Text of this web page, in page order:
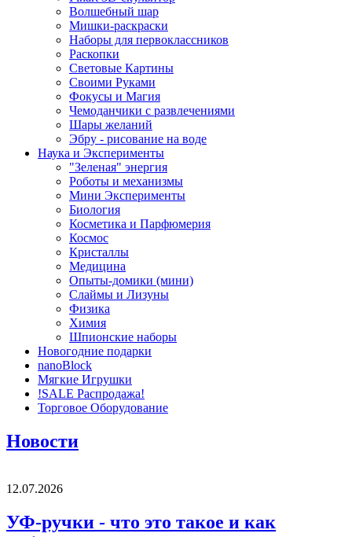
Волшебный шар
Мишки-раскраски
Наборы для первоклассников
Раскопки
Световые Картины
Своими Руками
Фокусы и Магия
Чемоданчики с развлечениями
Шары желаний
Эбру - рисование на воде
Наука и Эксперименты
"Зеленая" энергия
Роботы и механизмы
Мини Эксперименты
Биология
Косметика и Парфюмерия
Космос
Кристаллы
Медицина
Опыты-домики (мини)
Слаймы и Лизуны
Физика
Химия
Шпионские наборы
Новогодние подарки
nanoBlock
Мягкие Игрушки
!SALE Распродажа!
Торговое Оборудование
Новости
12.07.2026
УФ-ручки - что это такое и как